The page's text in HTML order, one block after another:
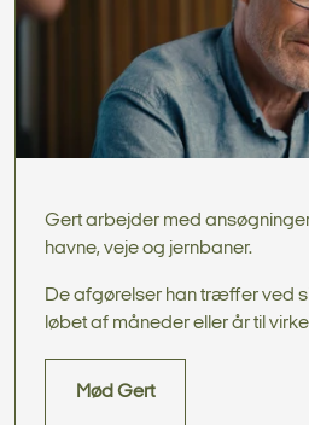
Gert arbejder med
havne, veje og jernbaner.
De afgørelser han træffer ved
løbet af måneder eller år til
Mød Gert